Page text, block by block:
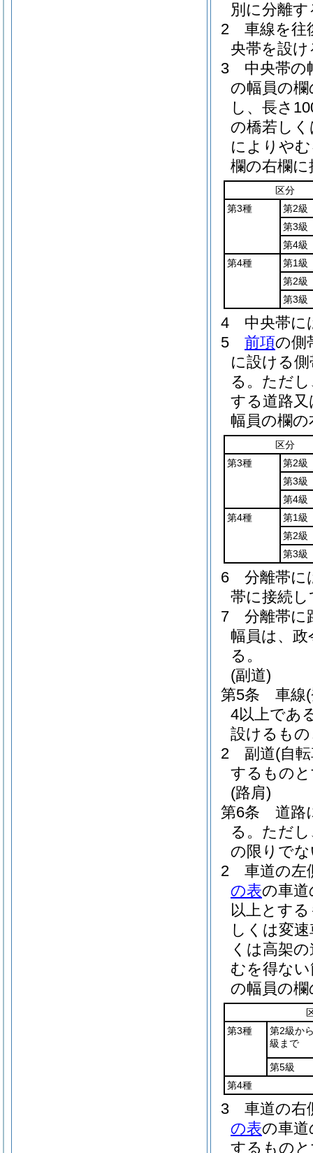
別に分離
2
車線を往
央帯を設
3
中央帯の
の幅員の
し、長さ
の橋若し
によりや
欄の右欄
区分
第3種
第2級
第3級
第4級
第4種
第1級
第2級
第3級
4
中央帯に
5
前項の側
に設ける
る。 ただ
する道路
幅員の欄
区分
第3種
第2級
第3級
第4級
第4種
第1級
第2級
第3級
6
分離帯に
帯に接続
7
分離帯に
幅員は、
る。
(副道)
第5条
車線
4以上であ
設けるも
2
副道(自
するもの
(路肩)
第6条
道路
る。 ただ
の限りで
2
車道の左
の表の車
以上とす
しくは変
くは高架
むを得な
の幅員の
第3種
第2級か
級まで
第5級
第4種
3
車道の右
の表の車
するもの